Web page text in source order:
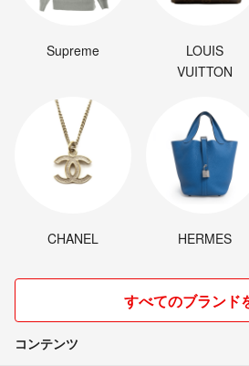
Supreme
LOUIS
VUITTON
CHANEL HERMES
すべてのブランド
コンテンツ